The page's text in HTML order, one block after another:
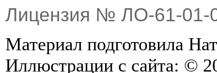
Лицензия № ЛО-61-01-
Материал подготовила
Иллюстрации с сайта: ©